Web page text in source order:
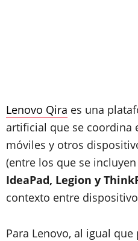
Lenovo Qira es una
artificial que se coordina
móviles y otros
(entre los que se incluyen
IdeaPad, Legion y
contexto entre
Para Lenovo, al igual